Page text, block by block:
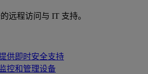
远程访问与 IT 支持。
供即时安全支持
监控和管理设备